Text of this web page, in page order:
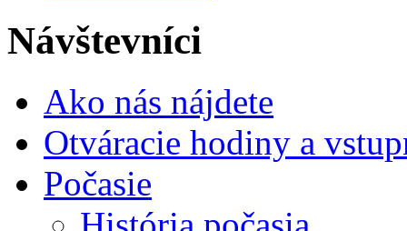
Návštevníci
Ako nás nájdete
Otváracie hodiny a
Počasie